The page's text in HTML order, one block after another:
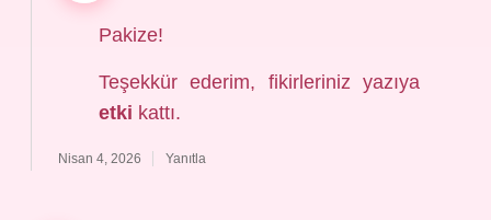
Pakize!
Teşekkür ederim, fikirleriniz yazıya
etki kattı.
Nisan 4, 2026 Yanıtla